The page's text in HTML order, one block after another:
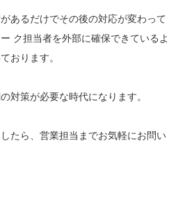
あるだけでその後の対応が変わって
ク担当者を外部に確保できているよ
おります。
対策が必要な時代になります。
たら、営業担当までお気軽にお問い